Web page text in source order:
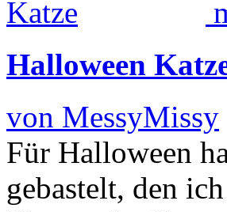
Halloween
von MessyMissy
Für Halloween
gebastelt, den